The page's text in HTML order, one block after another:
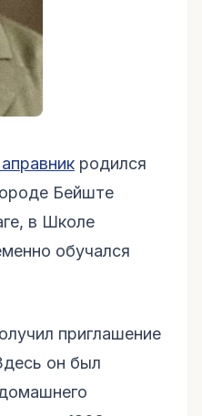
родился
Бейште
в Школе
обучался
приглашение
он был